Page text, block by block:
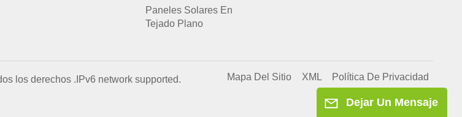
Paneles Solares En
Tejado Plano
los derechos . IPv6 network supported. Mapa Del Sitio XML Política De Privacidad
Dejar Un Mensaje